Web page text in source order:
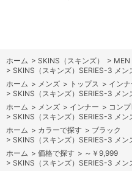
ホーム > SKINS（スキンズ） > MEN
> SKINS（スキンズ）SERIES-3 メ
ホーム > メンズ > トップス > インナ
> SKINS（スキンズ）SERIES-3 メ
ホーム > メンズ > インナー > コン
> SKINS（スキンズ）SERIES-3 メ
ホーム > カラーで探す > ブラック
> SKINS（スキンズ）SERIES-3 メ
ホーム > 価格で探す > ～￥9,999
> SKINS（スキンズ）SERIES-3 メ